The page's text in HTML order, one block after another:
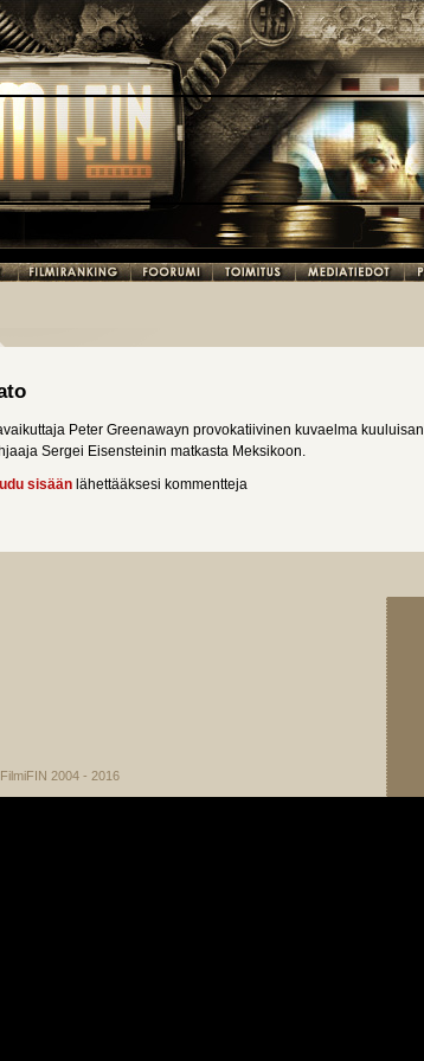
Peter Greenawayn provokatiivinen kuvaelma kuuluisan
Sergei Eisensteinin matkasta Meksikoon.
in Guanajuato
sisään lähettääksesi kommentteja
2004 - 2016